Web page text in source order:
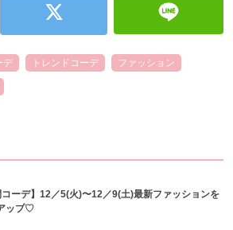
デ トレンドコーデ ファッション
コーデ】12／5(火)〜12／9(土)最新ファッションを
ップ♡